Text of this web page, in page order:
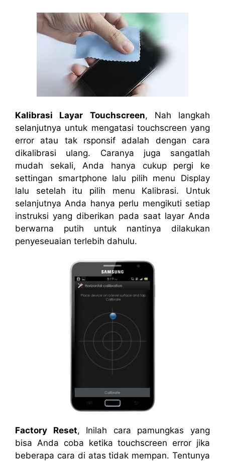
Kalibrasi Layar Touchscreen, Nah langkah
selanjutnya untuk mengatasi touchscreen yang
error atau tak rsponsif adalah dengan cara
dikalibrasi ulang. Caranya juga sangatlah
mudah sekali, Anda hanya cukup pergi ke
settingan smartphone lalu pilih menu Display
lalu setelah itu pilih menu Kalibrasi. Untuk
selanjutnya Anda hanya perlu mengikuti setiap
instruksi yang diberikan pada saat layar Anda
berwarna putih untuk nantinya dilakukan
penyeseuaian terlebih dahulu.
Factory Reset, Inilah cara pamungkas yang
bisa Anda coba ketika touchscreen error jika
beberapa cara di atas tidak mempan. Tentunya